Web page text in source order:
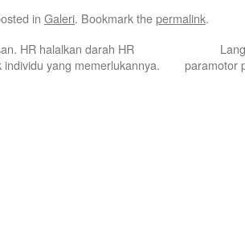
in Galeri. Bookmark thepermalink.
HR halalkan darah HR
yang memerlukannya.
paramotor